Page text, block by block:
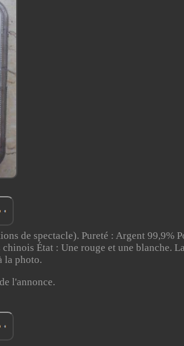
de spectacle). Pureté : Argent 99,9%
État : Une rouge et une blanche.
la photo.
l'annonce.